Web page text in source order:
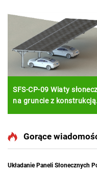
SFS-CP-09 Wiaty
na gruncie z konstrukcją
Gorące
Układanie Paneli Słonecznych